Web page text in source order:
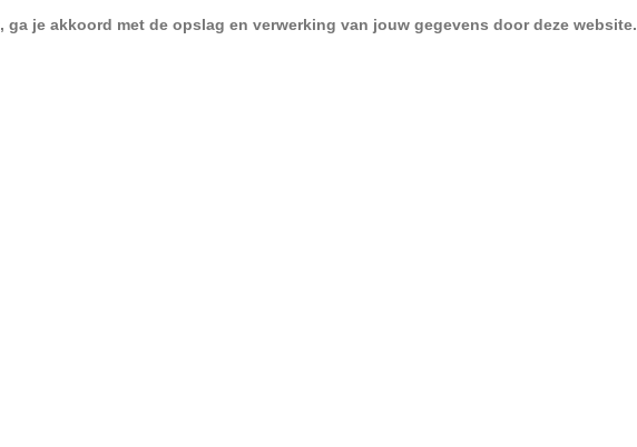
ga je akkoord met de opslag en verwerking van jouw gegevens door deze website.